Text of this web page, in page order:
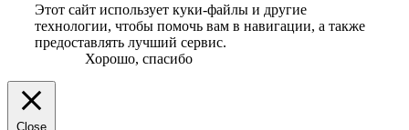
Этот сайт использует куки-файлы и другие
технологии, чтобы помочь вам в навигации, а также
предоставлять лучший сервис.
Хорошо, спасибо
Close